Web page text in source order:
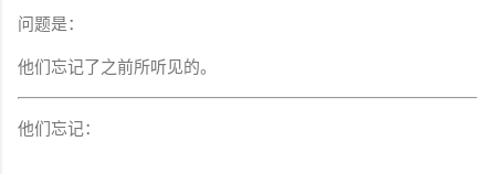
问题是：
他们忘记了之前所听见的。
他们忘记：